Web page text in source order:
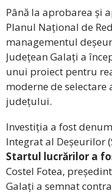
Până la aprobarea și
Planul Național de
managementul
Județean Galați a
unui proiect pentru
moderne de
județului.
Investiția a fost
Integrat al Deșeurilor
Startul lucrărilor a
Costel Fotea,
Galați a semnat